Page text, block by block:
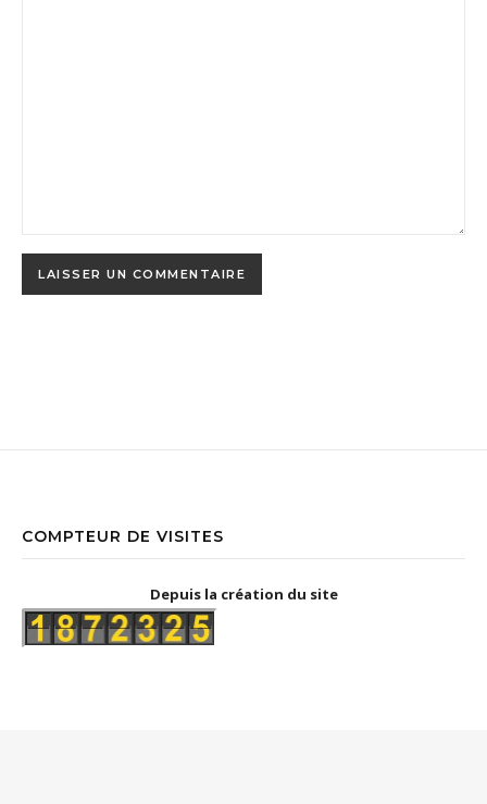
COMPTEUR DE VISITES
Depuis la création du site